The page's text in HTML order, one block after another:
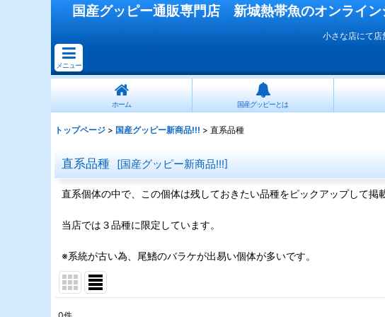
国産グッピー通販専門店 新城熱帯魚のオンライ
小さな店にて店
メニュー
ホーム 国産グッピーとは
トップページ > 国産グッピー新商品!!! > 直系品種
直系品種 [国産グッピー新商品!!!]
直系個体の中で、この個体は残しておきたい品種をピックアップして掲
当店では３品種に限定しています。
※系統が古い為、尾鰭のバラケが出易い個体が多いです。